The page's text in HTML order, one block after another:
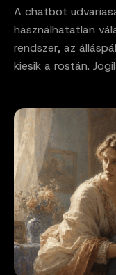
A chatbot
használhatatlan
rendszer, az
kiesik a rostán.